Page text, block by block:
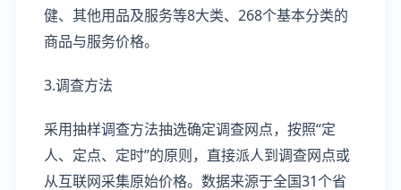
健、其他用品及服务等8大类、268个基本分类的
商品与服务价格。
3.调查方法
采用抽样调查方法抽选确定调查网点，按照“定
人、定点、定时”的原则，直接派人到调查网点或
从互联网采集原始价格。数据来源于全国31个省